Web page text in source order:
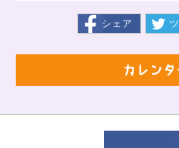
シェア
カレン